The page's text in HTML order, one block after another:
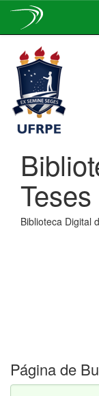
navigation
Biblioteca Digital
Página de